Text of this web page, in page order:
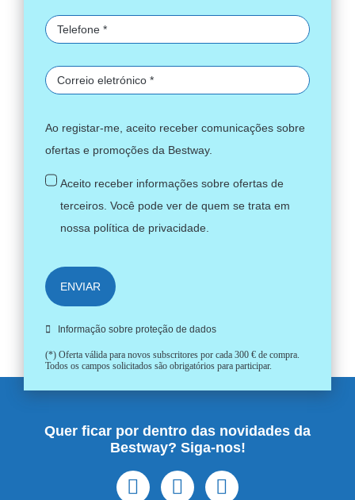
Ao registar-me, aceito receber comunicações sobre
ofertas e promoções da Bestway.
Aceito receber informações sobre ofertas de
terceiros. Você pode ver de quem se trata em
nossa política de privacidade.
ENVIAR
Informação sobre proteção de dados
(*) Oferta válida para novos subscritores por cada 300 € de compra.
Todos os campos solicitados são obrigatórios para participar.
Quer ficar por dentro das novidades da
Bestway? Siga-nos!